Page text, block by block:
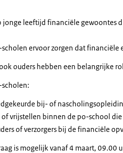
leeftijd financiële gewoontes
ervoor zorgen dat
ouders hebben een belangrijke
bij- of
vrijstellen binnen de po-school
of verzorgers bij de financiële
is mogelijk vanaf 4 maart,